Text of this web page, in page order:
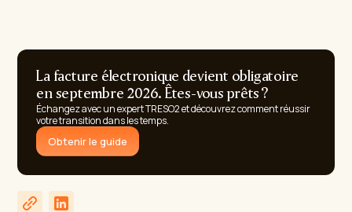
La facture électronique devient obligatoire
en septembre 2026. Êtes-vous prêts ?
Échangez avec un expert TRESO2 et découvrez comment réussir
votre transition dans les temps.
Obtenir le guide